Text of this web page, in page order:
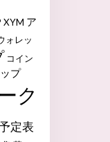
XYM ア
ォレッ
コイン
プ
ク
定表